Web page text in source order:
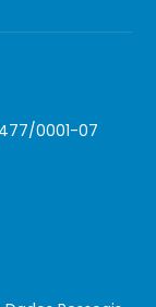
0001-07